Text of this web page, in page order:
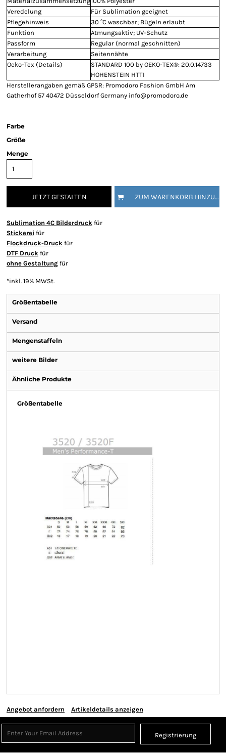
Veredelung
Für Sublimation geeignet
Pflegehinweis
30 °C waschbar; Bügeln erlaubt
Funktion
Atmungsaktiv; UV-Schutz
Passform
Regular (normal geschnitten)
Verarbeitung
Seitennähte
Oeko-Tex (Details)
STANDARD 100 by OEKO-TEX®: 20.0.14733
HOHENSTEIN HTTI
Herstellerangaben gemäß GPSR: Promodoro Fashion GmbH Am
Gatherhof 57 40472 Düsseldorf Germany info@promodoro.de
Farbe
Größe
Menge
JETZT GESTALTEN ZUM WARENKORB HINZUFÜGEN
Sublimation 4C Bilderdruck für
Stickerei für
Flockdruck-Druck für
DTF Druck für
ohne Gestaltung für
*inkl. 19% MWSt.
Größentabelle
Versand
Mengenstaffeln
weitere Bilder
Ähnliche Produkte
Größentabelle
Angebot anfordern Artikeldetails anzeigen
Registrierung